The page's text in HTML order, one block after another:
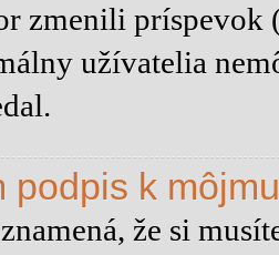
zmenili príspevok
užívatelia
podpis k
že si